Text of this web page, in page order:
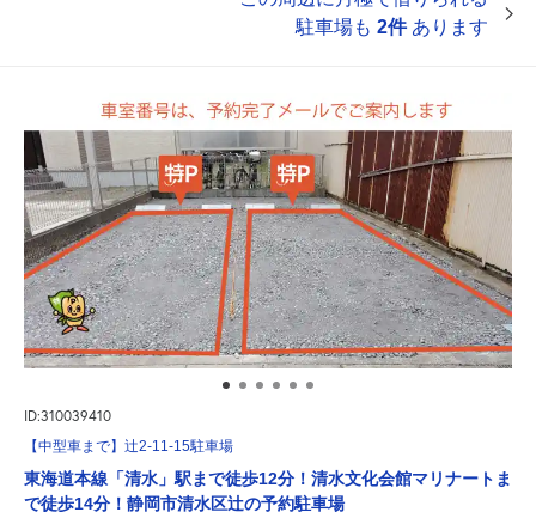
駐車場も 2件あります
ID:310039410
【中型車まで】辻2-11-15駐車場
東海道本線「清水」駅まで徒歩12分！清水文化会館マリナートま
で徒歩14分！静岡市清水区辻の予約駐車場